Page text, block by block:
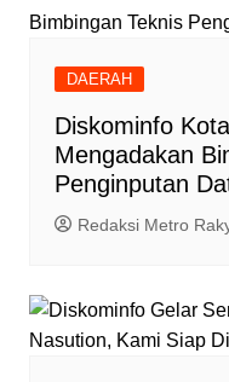
DAERAH
Diskominfo
Mengadakan
Penginputan
Redaksi Metro